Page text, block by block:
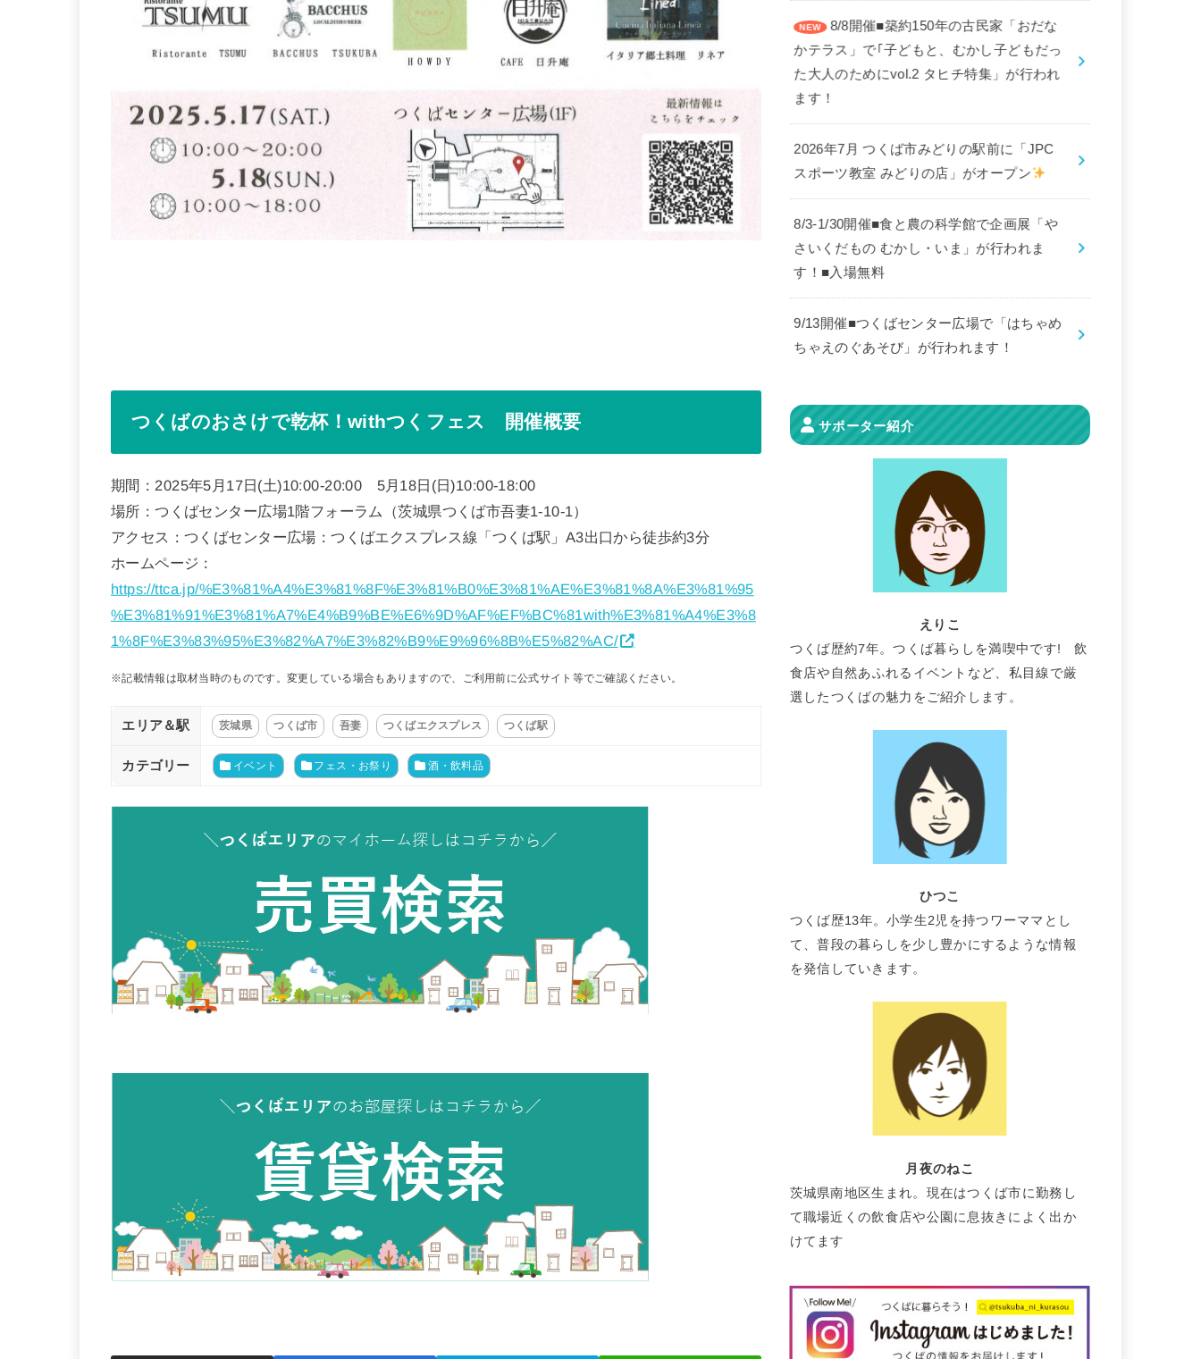
つくばのおさけで乾杯！withつくフェス 開催概要
期間：2025年5月17日(土)10:00-20:00 5月18日(日)10:00-18:00
場所：つくばセンター広場1階フォーラム（茨城県つくば市吾妻1-10-1）
アクセス：つくばセンター広場：つくばエクスプレス線「つくば駅」A3出口から徒歩約3分
ホームページ：
https://ttca.jp/%E3%81%A4%E3%81%8F%E3%81%B0%E3%81%AE%E3%81%8A%E3%81%95
%E3%81%91%E3%81%A7%E4%B9%BE%E6%9D%AF%EF%BC%81with%E3%81%A4%E3%8
1%8F%E3%83%95%E3%82%A7%E3%82%B9%E9%96%8B%E5%82%AC/
※記載情報は取材当時のものです。変更している場合もありますので、ご利用前に公式サイト等でご確認ください。
エリア＆駅 茨城県 つくば市 吾妻 つくばエクスプレス つくば駅
カテゴリー イベント フェス・お祭り 酒・飲料品
8/8開催■築約150年の古民家「おだな
かテラス」で｢子どもと、むかし子どもだっ
た大人のためにvol.2 タヒチ特集」が行われ
ます！
2026年7月 つくば市みどりの駅前に「JPC
スポーツ教室 みどりの店」がオープン
8/3-1/30開催■食と農の科学館で企画展「や
さいくだもの むかし・いま」が行われま
す！■入場無料
9/13開催■つくばセンター広場で「はちゃめ
ちゃえのぐあそび」が行われます！
サポーター紹介
えりこ
つくば歴約7年。つくば暮らしを満喫中です! 飲
食店や自然あふれるイベントなど、私目線で厳
選したつくばの魅力をご紹介します。
ひつこ
つくば歴13年。小学生2児を持つワーママとし
て、普段の暮らしを少し豊かにするような情報
を発信していきます。
月夜のねこ
茨城県南地区生まれ。現在はつくば市に勤務し
て職場近くの飲食店や公園に息抜きによく出か
けてます